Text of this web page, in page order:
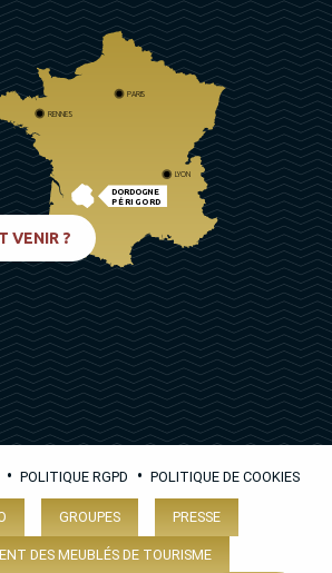
DORDOGNE
PÉRIGORD
PARIS
RENNES
LYON
VENIR ?
• POLITIQUE RGPD • POLITIQUE DE COOKIES
GROUPES PRESSE
DES MEUBLÉS DE TOURISME